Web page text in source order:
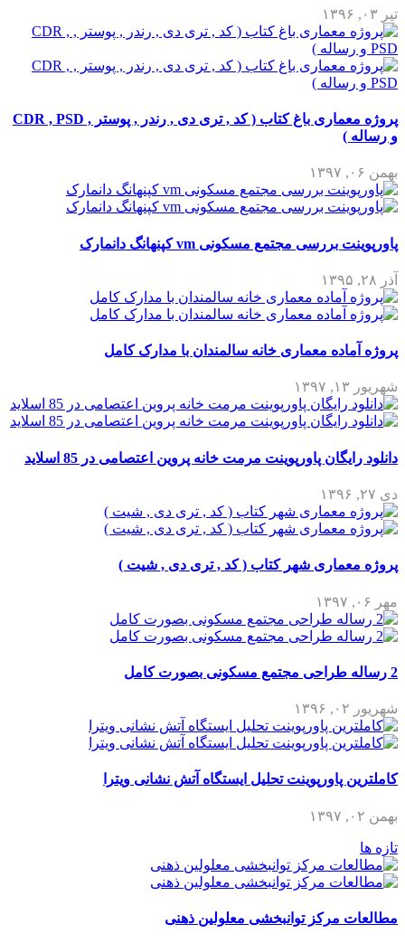
تیر ۰۳, ۱۳۹۶
پروژه معماری باغ کتاب ( کد , تری دی , رندر , پوستر , CDR , PSD
و رساله )
بهمن ۰۶, ۱۳۹۷
پاورپوینت بررسی مجتمع مسکونی vm کپنهانگ دانمارک
آذر ۲۸, ۱۳۹۵
پروژه آماده معماری خانه سالمندان با مدارک کامل
شهریور ۱۳, ۱۳۹۷
دانلود رایگان پاورپوینت مرمت خانه پروین اعتصامی در 85 اسلاید
دی ۲۷, ۱۳۹۶
پروژه معماری شهر کتاب ( کد , تری دی , شیت )
مهر ۰۶, ۱۳۹۷
2 رساله طراحی مجتمع مسکونی بصورت کامل
شهریور ۰۲, ۱۳۹۶
کاملترین پاورپوینت تحلیل ایستگاه آتش نشانی ویترا
بهمن ۰۲, ۱۳۹۷
تازه ها
مطالعات مرکز توانبخشی معلولین ذهنی